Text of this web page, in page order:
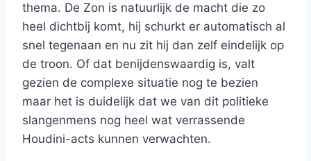
thema. De Zon is natuurlijk de macht die zo
heel dichtbij komt, hij schurkt er automatisch al
snel tegenaan en nu zit hij dan zelf eindelijk op
de troon. Of dat benijdenswaardig is, valt
gezien de complexe situatie nog te bezien
maar het is duidelijk dat we van dit politieke
slangenmens nog heel wat verrassende
Houdini-acts kunnen verwachten.